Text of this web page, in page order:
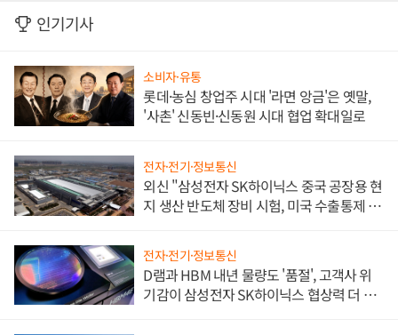
인기기사
소비자·유통
롯데·농심 창업주 시대 '라면 앙금'은 옛말,
'사촌' 신동빈·신동원 시대 협업 확대일로
전자·전기·정보통신
외신 "삼성전자 SK하이닉스 중국 공장용 현
지 생산 반도체 장비 시험, 미국 수출통제 대
전자·전기·정보통신
D램과 HBM 내년 물량도 '품절', 고객사 위
기감이 삼성전자 SK하이닉스 협상력 더 키